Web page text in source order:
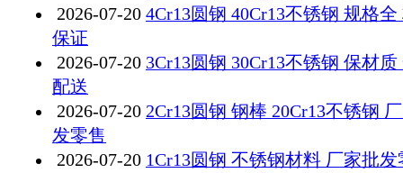
2026-07-20 4Cr13圆钢 40Cr13不锈钢 规格全
保证
2026-07-20 3Cr13圆钢 30Cr13不锈钢 保材质
配送
2026-07-20 2Cr13圆钢 钢棒 20Cr13不锈钢
发零售
2026-07-20 1Cr13圆钢 不锈钢材料 厂家批发